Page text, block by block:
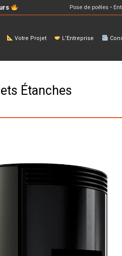
Pose de poêles •
Votre Projet L’Entreprise
Étanches